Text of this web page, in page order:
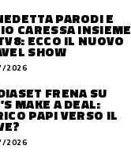
PARODI E
CARESSA INSIEME
ECCO IL NUOVO
SHOW
2026
FRENA SU
MAKE A DEAL:
PAPI VERSO IL
2026